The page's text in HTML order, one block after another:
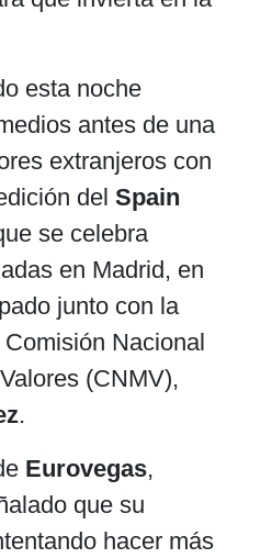
esta noche
antes de una
extranjeros con
del Spain
se celebra
en Madrid, en
junto con la
Nacional
(CNMV),
.
Eurovegas,
que su
hacer más